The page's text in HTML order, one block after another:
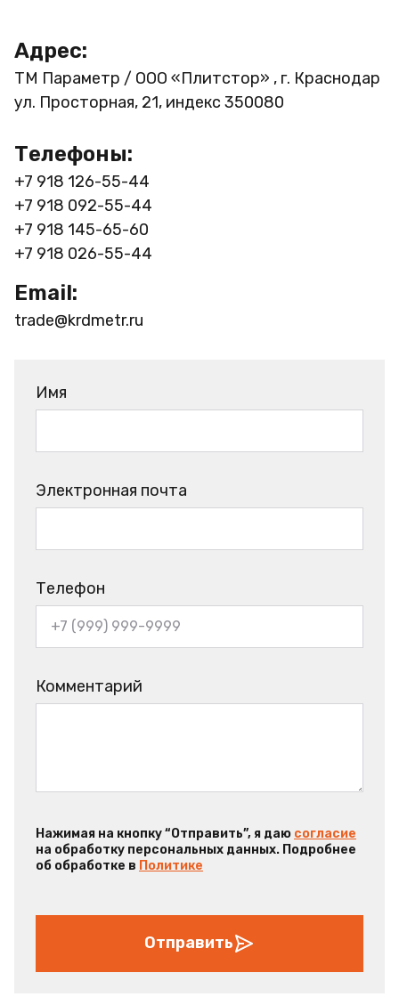
Адрес:
ТМ Параметр / ООО «Плитстор» , г. Краснодар
ул. Просторная, 21, индекс 350080
Телефоны:
+7 918 126-55-44
+7 918 092-55-44
+7 918 145-65-60
+7 918 026-55-44
Email:
trade@krdmetr.ru
Имя
Электронная почта
Телефон
Комментарий
Нажимая на кнопку “Отправить”, я даю согласие
на обработку персональных данных. Подробнее
об обработке в Политике
Отправить